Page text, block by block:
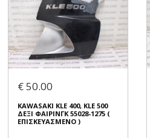
€ 50.00
KAWASAKI KLE 400, KLE 500
ΔΕΞΙ ΦΑΙΡΙΝΓΚ 55028-1275 (
ΕΠΙΣΚΕΥΑΣΜΕΝΟ )